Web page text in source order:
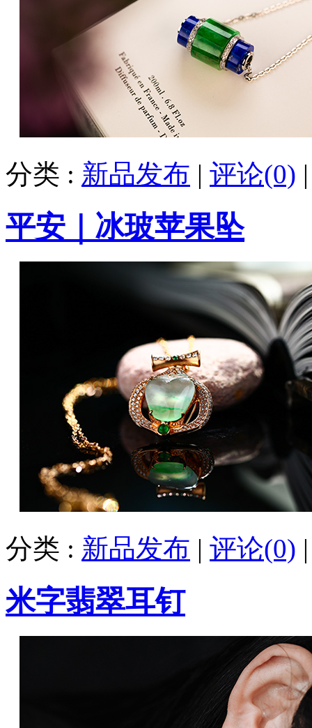
分类 : 新品发布 | 评论(0)
平安｜冰玻苹果坠
分类 : 新品发布 | 评论(0)
米字翡翠耳钉